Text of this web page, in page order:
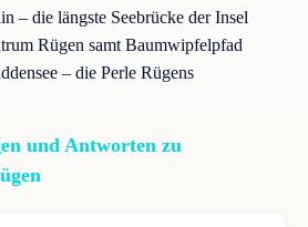
– die längste Seebrücke der Insel
Rügen samt Baumwipfelpfad
– die Perle Rügens
und Antworten zu